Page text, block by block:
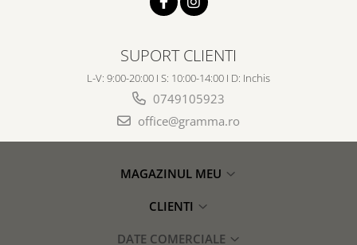
SUPORT CLIENTI
L-V: 9:00-20:00 I S: 10:00-14:00 I D: Inchis
0749105923
office@gramma.ro
MAGAZINUL MEU
CLIENTI
DATE COMERCIALE